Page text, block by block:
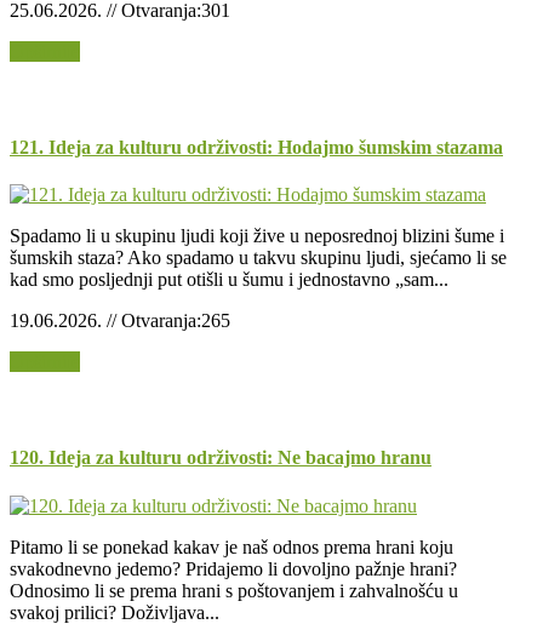
25.06.2026. // Otvaranja:301
121. Ideja za kulturu održivosti: Hodajmo šumskim stazama
Spadamo li u skupinu ljudi koji žive u neposrednoj blizini šume i
šumskih staza? Ako spadamo u takvu skupinu ljudi, sjećamo li se
kad smo posljednji put otišli u šumu i jednostavno „sam...
19.06.2026. // Otvaranja:265
120. Ideja za kulturu održivosti: Ne bacajmo hranu
Pitamo li se ponekad kakav je naš odnos prema hrani koju
svakodnevno jedemo? Pridajemo li dovoljno pažnje hrani?
Odnosimo li se prema hrani s poštovanjem i zahvalnošću u
svakoj prilici? Doživljava...